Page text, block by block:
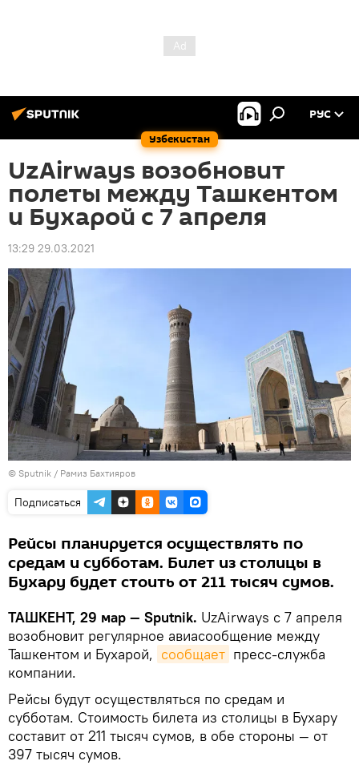
Узбекистан
РУС
UzAirways возобновит
полеты между Ташкентом
и Бухарой с 7 апреля
13:29 29.03.2021
© Sputnik / Рамиз Бахтияров
Подписаться
Рейсы планируется осуществлять по
средам и субботам. Билет из столицы в
Бухару будет стоить от 211 тысяч сумов.
ТАШКЕНТ, 29 мар — Sputnik. UzAirways с 7 апреля
возобновит регулярное авиасообщение между
Ташкентом и Бухарой, сообщает пресс-служба
компании.
Рейсы будут осуществляться по средам и
субботам. Стоимость билета из столицы в Бухару
составит от 211 тысяч сумов, в обе стороны — от
397 тысяч сумов.